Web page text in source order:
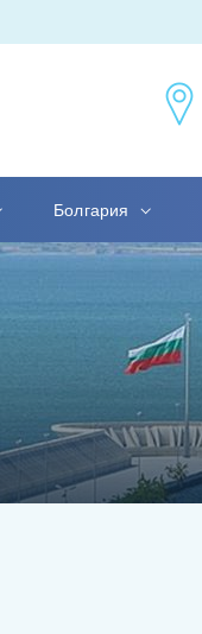
Болгария